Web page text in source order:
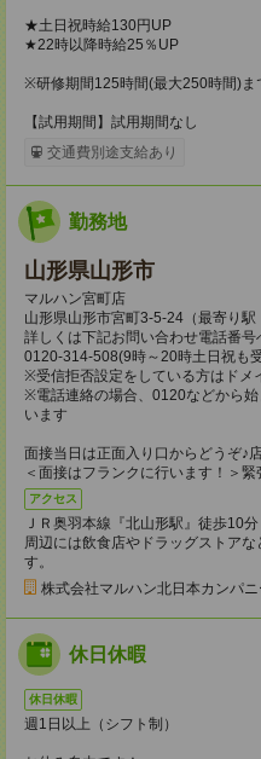
★土日祝時給130円UP
★22時以降時給25％UP
※研修期間125時間(最大250時間)ま
【試用期間】試用期間なし
交通費別途支給あり
勤務地
山形県山形市
マルハン宮町店
山形県山形市宮町3-5-24（最寄り駅
詳しくは下記お問い合わせ電話番号
0120-314-508(9時～20時土日祝も
※受信拒否設定をしている方はドメ
※電話連絡の場合、0120などから
います
面接当日は正面入り口からどうぞ♪
＜面接はフランクに行います！＞
アクセス
ＪＲ奥羽本線『北山形駅』徒歩10分
周辺には飲食店やドラッグストア
す。
株式会社マルハン北日本カンパニ
休日休暇
休日休暇
週1日以上（シフト制）